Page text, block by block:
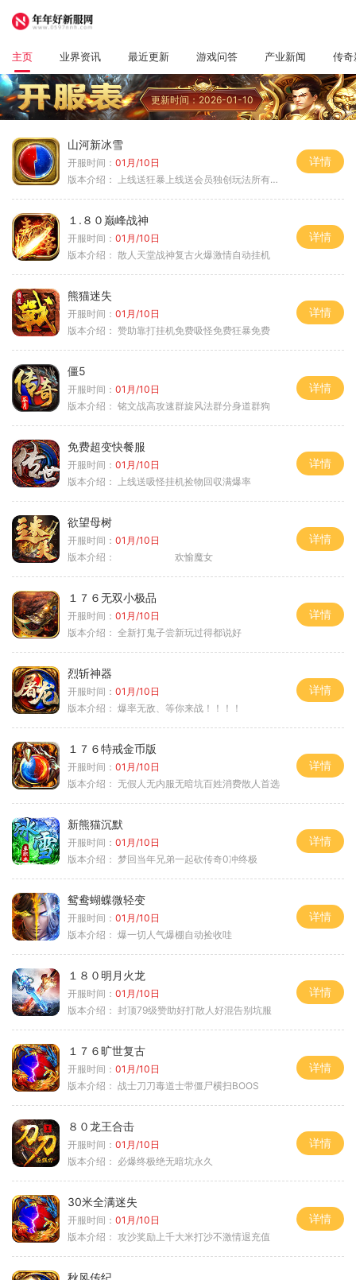
主页 业界资讯 最近更新 游戏问答 产业新闻 传奇
更新时间：2026-01-10
山河新冰雪
开服时间： 01月/10日
版本介绍：
上线送狂暴上线送会员独创玩法所有装备靠
详情
１.８０巅峰战神
开服时间： 01月/10日
版本介绍： 散人天堂战神复古火爆激情自动挂机
详情
熊猫迷失
开服时间： 01月/10日
版本介绍： 赞助靠打挂机免费吸怪免费狂暴免费
详情
僵5
开服时间： 01月/10日
版本介绍： 铭文战高攻速群旋风法群分身道群狗
详情
免费超变快餐服
开服时间： 01月/10日
版本介绍：
上线送吸怪挂机捡物回収满爆率
详情
欲望母树
开服时间： 01月/10日
版本介绍：
欢愉魔女
详情
１７６无双小极品
开服时间： 01月/10日
版本介绍： 全新打鬼子尝新玩过得都说好
详情
烈斩神器
开服时间： 01月/10日
版本介绍： 爆率无敌、等你来战！！！！
详情
１７６特戒金币版
开服时间： 01月/10日
版本介绍： 无假人无内服无暗坑百姓消费散人首选
详情
新熊猫沉默
开服时间： 01月/10日
版本介绍： 梦回当年兄弟一起砍传奇0冲终极
详情
鸳鸯蝴蝶微轻变
开服时间： 01月/10日
版本介绍： 爆一切人气爆棚自动捡收哇
详情
１８０明月火龙
开服时间： 01月/10日
版本介绍： 封顶79级赞助好打散人好混告别坑服
详情
１７６旷世复古
开服时间： 01月/10日
版本介绍： 战士刀刀毒道士带僵尸横扫BOOS
详情
８０龙王合击
开服时间： 01月/10日
版本介绍： 必爆终极绝无暗坑永久
详情
30米全满迷失
开服时间： 01月/10日
版本介绍： 攻沙奖励上千大米打沙不激情退充值
详情
秋风传纪